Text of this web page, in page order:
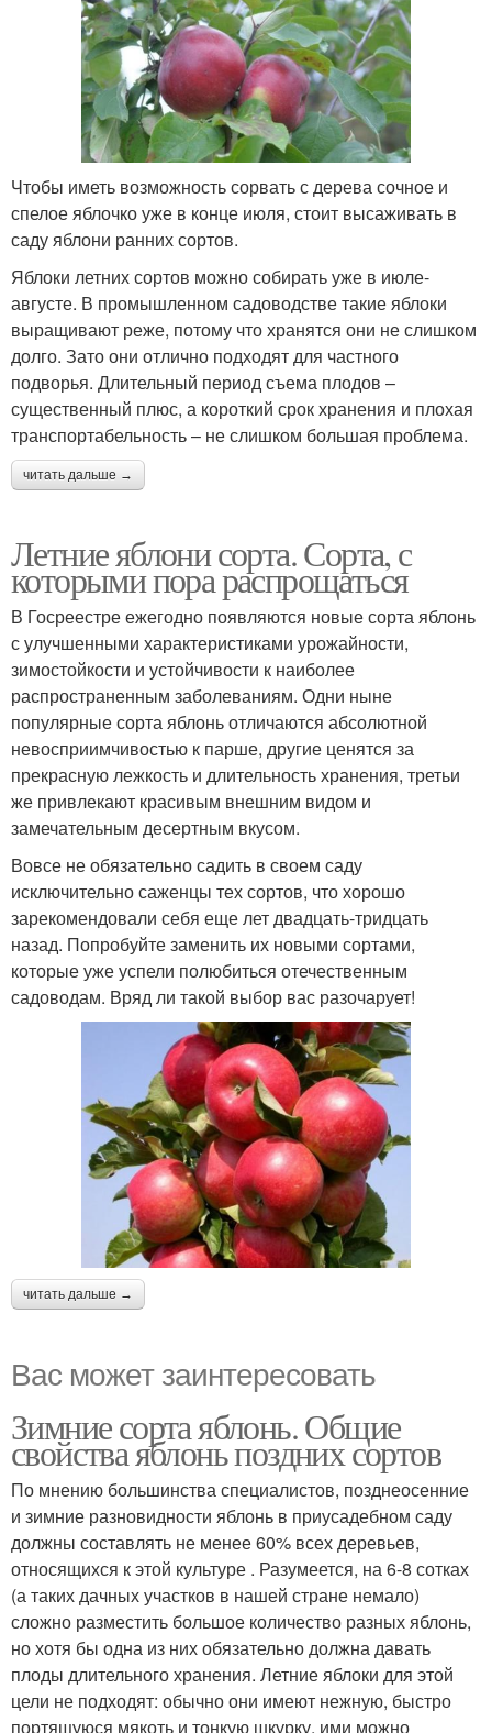
Чтобы иметь возможность сорвать с дерева сочное и
спелое яблочко уже в конце июля, стоит высаживать в
саду яблони ранних сортов.
Яблоки летних сортов можно собирать уже в июле-
августе. В промышленном садоводстве такие яблоки
выращивают реже, потому что хранятся они не слишком
долго. Зато они отлично подходят для частного
подворья. Длительный период съема плодов –
существенный плюс, а короткий срок хранения и плохая
транспортабельность – не слишком большая проблема.
читать дальше →
Летние яблони сорта. Сорта, с
которыми пора распрощаться
В Госреестре ежегодно появляются новые сорта яблонь
с улучшенными характеристиками урожайности,
зимостойкости и устойчивости к наиболее
распространенным заболеваниям. Одни ныне
популярные сорта яблонь отличаются абсолютной
невосприимчивостью к парше, другие ценятся за
прекрасную лежкость и длительность хранения, третьи
же привлекают красивым внешним видом и
замечательным десертным вкусом.
Вовсе не обязательно садить в своем саду
исключительно саженцы тех сортов, что хорошо
зарекомендовали себя еще лет двадцать-тридцать
назад. Попробуйте заменить их новыми сортами,
которые уже успели полюбиться отечественным
садоводам. Вряд ли такой выбор вас разочарует!
читать дальше →
Вас может заинтересовать
Зимние сорта яблонь. Общие
свойства яблонь поздних сортов
По мнению большинства специалистов, позднеосенние
и зимние разновидности яблонь в приусадебном саду
должны составлять не менее 60% всех деревьев,
относящихся к этой культуре . Разумеется, на 6-8 сотках
(а таких дачных участков в нашей стране немало)
сложно разместить большое количество разных яблонь,
но хотя бы одна из них обязательно должна давать
плоды длительного хранения. Летние яблоки для этой
цели не подходят: обычно они имеют нежную, быстро
портящуюся мякоть и тонкую шкурку, ими можно